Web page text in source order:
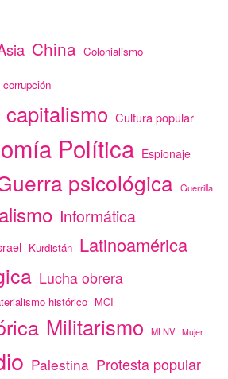
China Colonialismo
corrupción
Cultura popular
Política Espionaje
psicológica Guerrilla
Informática
Kurdistán Latinoamérica
Lucha obrera
histórico MCI
Militarismo MLNV Mujer
Palestina Protesta popular